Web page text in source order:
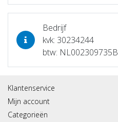
Bedrijf
kvk: 30234244
btw:
Klantenservice
Mijn account
Categorieën